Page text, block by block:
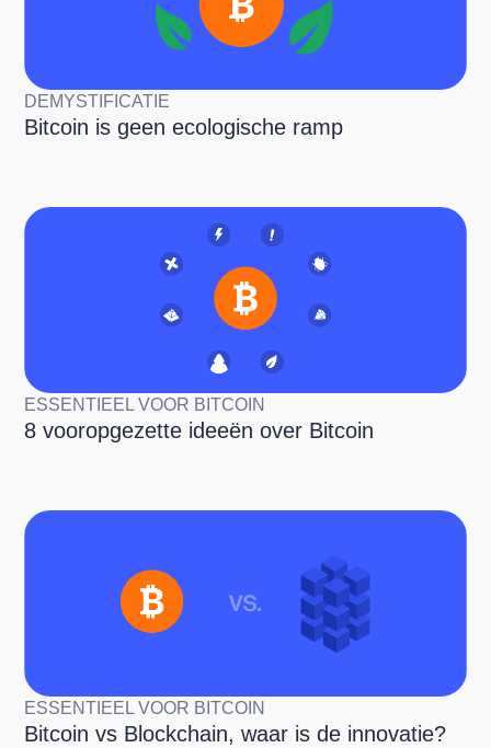
DEMYSTIFICATIE
Bitcoin is geen ecologische ramp
ESSENTIEEL VOOR BITCOIN
8 vooropgezette ideeën over Bitcoin
ESSENTIEEL VOOR BITCOIN
Bitcoin vs Blockchain, waar is de innovatie?